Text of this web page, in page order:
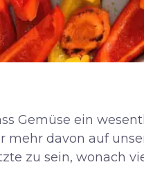
Gemüse ein
mehr davon auf
zu sein, wonach